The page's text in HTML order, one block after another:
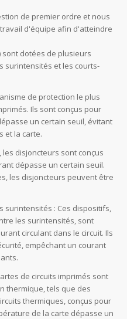
de premier ordre et nous
d'équipe afin d'atteindre
sont dotées de plusieurs
surintensités et les courts-
de protection le plus
Ils sont conçus pour
un certain seuil, évitant
et la carte.
les disjoncteurs sont conçus
dépasse un certain seuil.
les disjoncteurs peuvent être
surintensités : Ces dispositifs,
les surintensités, sont
circulant dans le circuit. Ils
empêchant un courant
de circuits imprimés sont
thermique, tels que des
thermiques, conçus pour
de la carte dépasse un